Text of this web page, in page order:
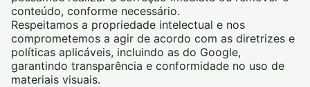
conteúdo, conforme necessário.
Respeitamos a propriedade intelectual e nos
comprometemos a agir de acordo com as diretrizes e
políticas aplicáveis, incluindo as do Google,
garantindo transparência e conformidade no uso de
materiais visuais.